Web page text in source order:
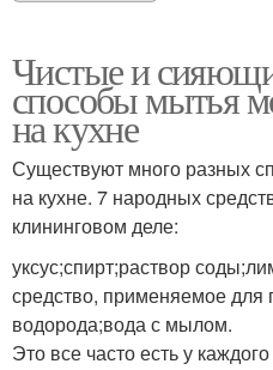
Чистые и
способы мытья
на кухне
Существуют много разных
на кухне. 7 народных
клининговом деле:
уксус;спирт;раствор
средство, применяемое для
водорода;вода с мылом.
Это все часто есть у